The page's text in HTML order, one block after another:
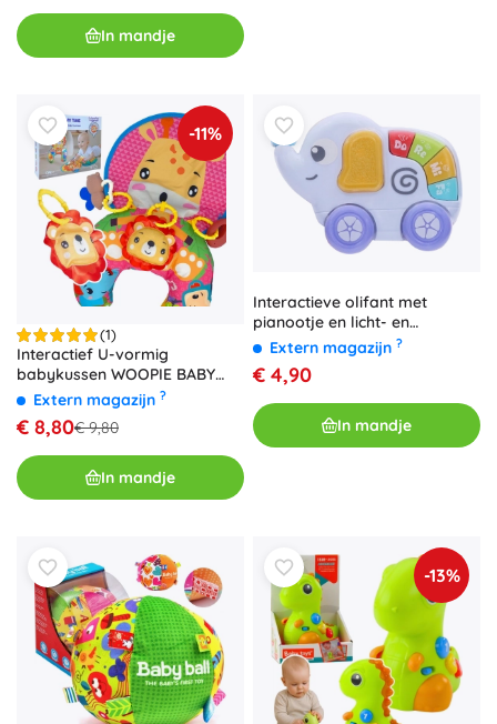
In mandje
-11%
(1)
Interactief U-vormig
babykussen WOOPIE BABY
met speelgoed en bijtring
Extern magazijn ?
€ 8,80€ 9,80
In mandje
Interactieve olifant met
pianootje en licht- en
geluidseffecten
Extern magazijn ?
€ 4,90
In mandje
-13%